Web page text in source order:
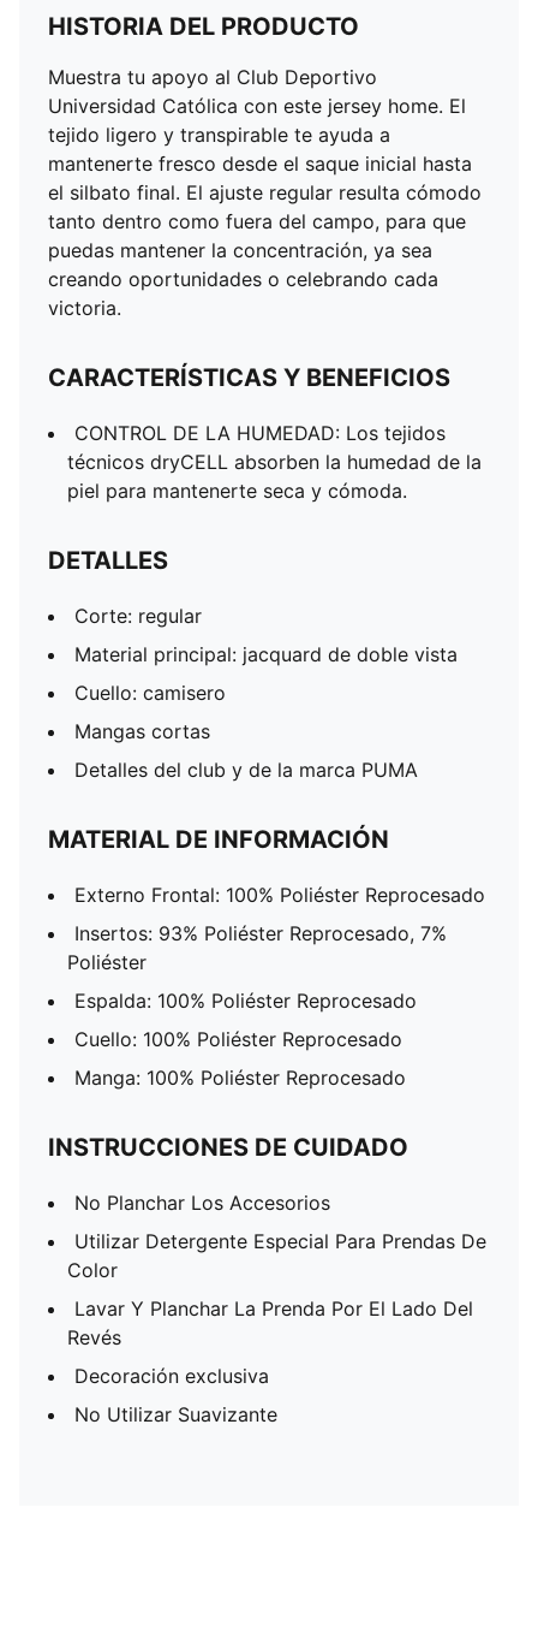
HISTORIA DEL PRODUCTO
Muestra tu apoyo al Club Deportivo
Universidad Católica con este jersey home. El
tejido ligero y transpirable te ayuda a
mantenerte fresco desde el saque inicial hasta
el silbato final. El ajuste regular resulta cómodo
tanto dentro como fuera del campo, para que
puedas mantener la concentración, ya sea
creando oportunidades o celebrando cada
victoria.
CARACTERÍSTICAS Y BENEFICIOS
CONTROL DE LA HUMEDAD: Los tejidos
técnicos dryCELL absorben la humedad de la
piel para mantenerte seca y cómoda.
DETALLES
Corte: regular
Material principal: jacquard de doble vista
Cuello: camisero
Mangas cortas
Detalles del club y de la marca PUMA
MATERIAL DE INFORMACIÓN
Externo Frontal: 100% Poliéster Reprocesado
Insertos: 93% Poliéster Reprocesado, 7%
Poliéster
Espalda: 100% Poliéster Reprocesado
Cuello: 100% Poliéster Reprocesado
Manga: 100% Poliéster Reprocesado
INSTRUCCIONES DE CUIDADO
No Planchar Los Accesorios
Utilizar Detergente Especial Para Prendas De
Color
Lavar Y Planchar La Prenda Por El Lado Del
Revés
Decoración exclusiva
No Utilizar Suavizante